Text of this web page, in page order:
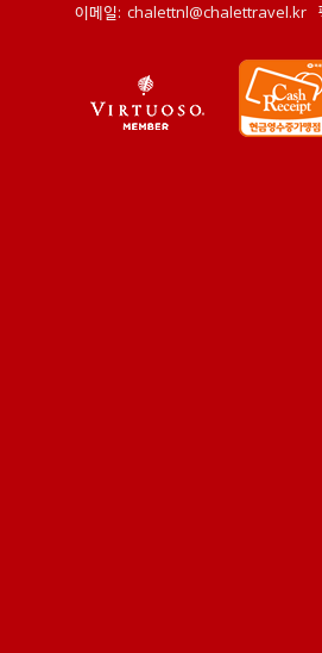
이메일: chalettnl@chalettravel.kr